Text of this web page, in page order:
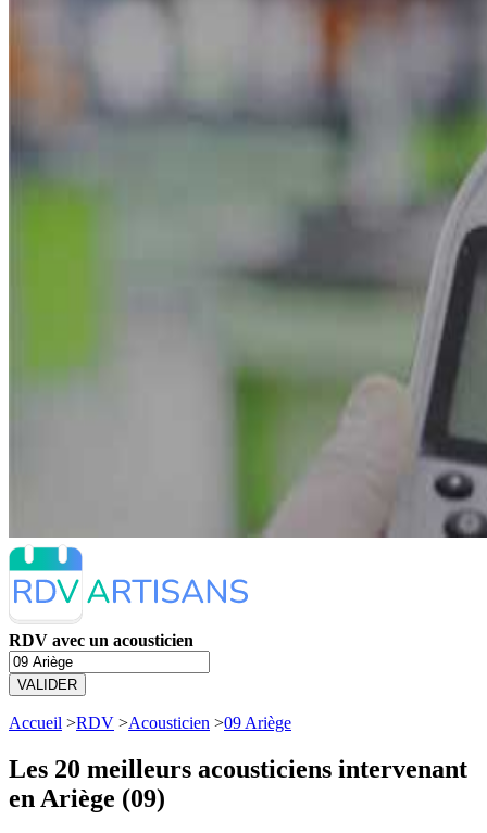
RDV avec un acousticien
VALIDER
Accueil >RDV >Acousticien >09 Ariège
Les 20 meilleurs acousticiens intervenant
en Ariège (09)